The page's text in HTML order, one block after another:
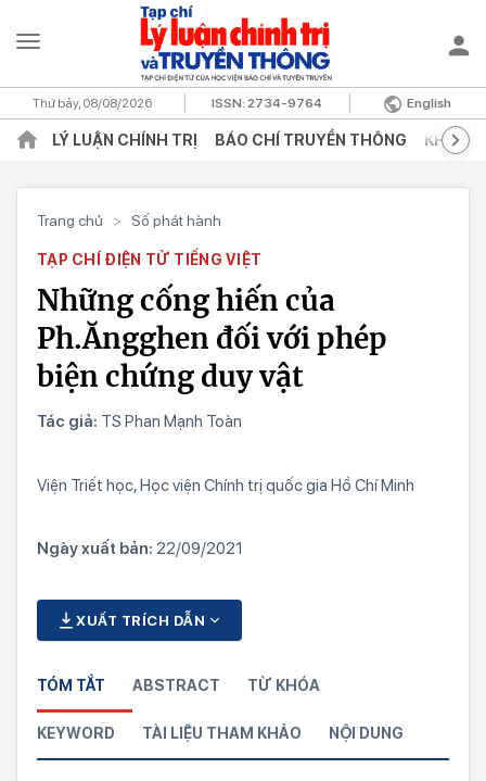
Thứ bảy, 08/08/2026 ISSN:2734-9764 English
LÝ LUẬN CHÍNH TRỊ BÁO CHÍ TRUYỀN THÔNG KHOA
Trang chủ > Số phát hành
TẠP CHÍ ĐIỆN TỬ TIẾNG VIỆT
Những cống hiến của
Ph.Ăngghen đối với phép
biện chứng duy vật
Tác giả: TS Phan Mạnh Toàn
Viện Triết học, Học viện Chính trị quốc gia Hồ Chí Minh
Ngày xuất bản: 22/09/2021
XUẤT TRÍCH DẪN
TÓM TẮT ABSTRACT TỪ KHÓA
KEYWORD TÀI LIỆU THAM KHẢO NỘI DUNG